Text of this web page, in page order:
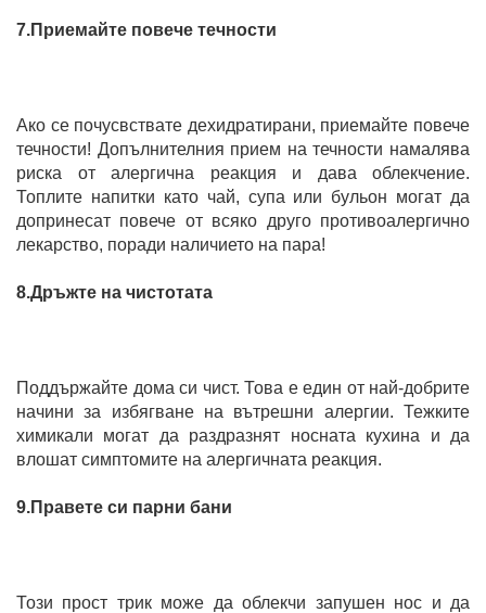
7.Приемайте повече течности
Ако се почусвствате дехидратирани, приемайте повече
течности! Допълнителния прием на течности намалява
риска от алергична реакция и дава облекчение.
Топлите напитки като чай, супа или бульон могат да
допринесат повече от всяко друго противоалергично
лекарство, поради наличието на пара!
8.Дръжте на чистотата
Поддържайте дома си чист. Това е един от най-добрите
начини за избягване на вътрешни алергии. Тежките
химикали могат да раздразнят носната кухина и да
влошат симптомите на алергичната реакция.
9.Правете си парни бани
Този прост трик може да облекчи запушен нос и да